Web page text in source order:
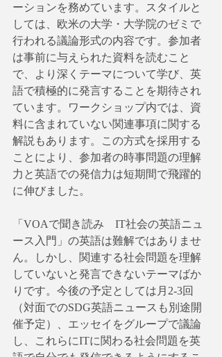
ーションを務めています。スタイルと
しては、欧米の大学・大学院のゼミで
行われる議論形式の内容です。参加者
は事前に与えられた資料を読むこと
で、より深くテーマについて学び、英
語で積極的に発言することを期待され
ています。ワークショップ内では、資
料に含まれていない関連事項に関する
解説もあります。この方式を採用する
ことにより、参加者の時事問題の理解
力と英語での発信力は短期間で飛躍的
に伸びました。
「VOAで聞き読み　IT社会の英語ニュ
ース入門」の英語は難解ではありませ
ん。しかし、関連する社会問題を理解
していないと発言できないテーマばか
りです。今後の予定としては月2-3回
（対面でのSDG英語ニュースも別途開
催予定）、エッセイをグループで議論
し、これらにITに関わる社会問題を英